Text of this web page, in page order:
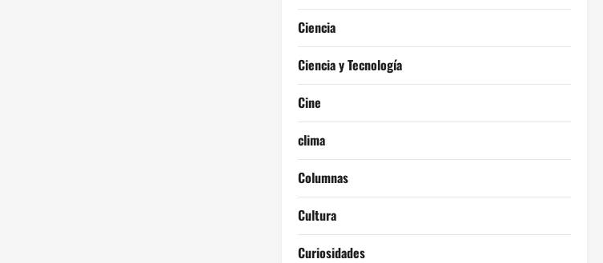
Ciencia
Ciencia y Tecnología
Cine
clima
Columnas
Cultura
Curiosidades